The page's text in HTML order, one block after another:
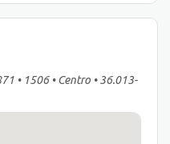
• 1506 • Centro • 36.013-